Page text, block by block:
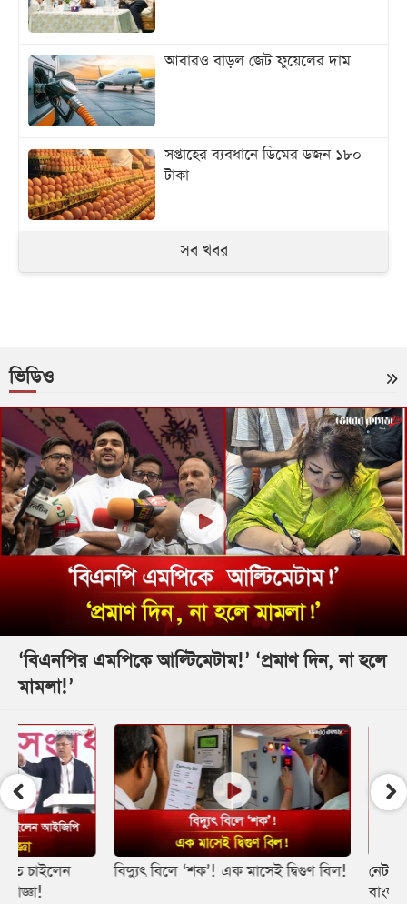
আবারও বাড়ল জেট ফুয়েলের দাম
সপ্তাহের ব্যবধানে ডিমের ডজন ১৮০
টাকা
সব খবর
ভিডিও
‘বিএনপির এমপিকে আল্টিমেটাম!’ ‘প্রমাণ দিন, না হলে
মামলা!’
বিদ্যুৎ বিলে ‘শক’! এক মাসেই দ্বিগুণ বিল!
নেট বন্ধ করলেও থামবে
বাংলাদেশ ব্যাংকের